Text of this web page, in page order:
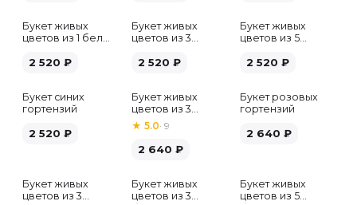
Букет живых
цветов из 1 белой
2 520 ₽
Букет живых
цветов из 3
2 520 ₽
Букет живых
цветов из 5
микс
2 520 ₽
Букет синих
гортензий
2 520 ₽
Букет живых
цветов из 3
розовых пионов
★ 5.0· 9
2 640 ₽
Букет розовых
гортензий
2 640 ₽
Букет живых
цветов из 3
Букет живых
цветов из 3
Хит
Букет живых
цветов из 5